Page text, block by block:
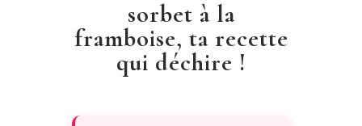
sorbet à la
framboise, ta recette
qui déchire !